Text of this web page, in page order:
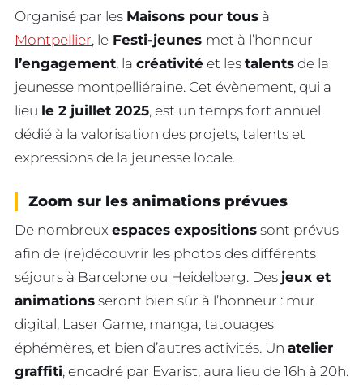
Organisé par les Maisons pour tous à
Montpellier, le Festi-jeunes met à l’honneur
l’engagement, la créativité et les talents de la
jeunesse montpelliéraine. Cet évènement, qui a
lieu le 2 juillet 2025, est un temps fort annuel
dédié à la valorisation des projets, talents et
expressions de la jeunesse locale.
Zoom sur les animations prévues
De nombreux espaces expositions sont prévus
afin de (re)découvrir les photos des différents
séjours à Barcelone ou Heidelberg. Des jeux et
animations seront bien sûr à l’honneur : mur
digital, Laser Game, manga, tatouages
éphémères, et bien d’autres activités. Un atelier
graffiti, encadré par Evarist, aura lieu de 16h à 20h.